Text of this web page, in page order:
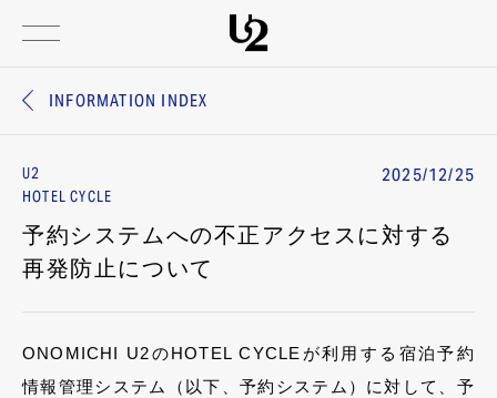
INFORMATION INDEX
U2
HOTEL CYCLE
2025/12/25
予約システムへの不正アクセスに対する
再発防止について
ONOMICHI U2のHOTEL CYCLEが利用する宿泊予約
情報管理システム（以下、予約システム）に対して、予